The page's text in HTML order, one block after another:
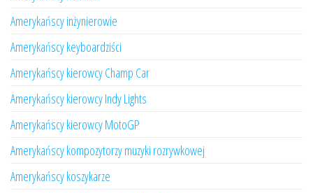
Amerykańscy inżynierowie
Amerykańscy keyboardziści
Amerykańscy kierowcy Champ Car
Amerykańscy kierowcy Indy Lights
Amerykańscy kierowcy MotoGP
Amerykańscy kompozytorzy muzyki rozrywkowej
Amerykańscy koszykarze